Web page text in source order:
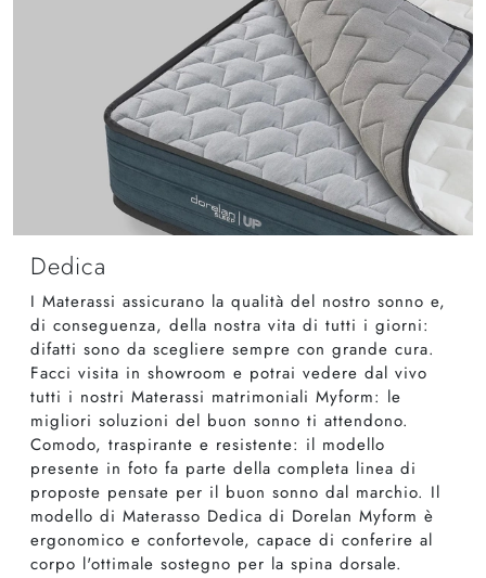
Dedica
I Materassi assicurano la qualità del nostro sonno e,
di conseguenza, della nostra vita di tutti i giorni:
difatti sono da scegliere sempre con grande cura.
Facci visita in showroom e potrai vedere dal vivo
tutti i nostri Materassi matrimoniali Myform: le
migliori soluzioni del buon sonno ti attendono.
Comodo, traspirante e resistente: il modello
presente in foto fa parte della completa linea di
proposte pensate per il buon sonno dal marchio. Il
modello di Materasso Dedica di Dorelan Myform è
ergonomico e confortevole, capace di conferire al
corpo l'ottimale sostegno per la spina dorsale.